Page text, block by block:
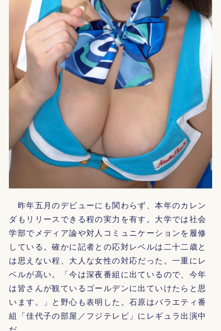
昨年五月のデビューにも関わらず、本年のカレン
ダもリリースできる程の実力を有す。大学では社会
学部でメディア論や対人コミュニケーションを履修
している。確かに記者との応対レベルは二十二歳と
は思えない程、大人な女性の対応だった。一重にレ
ベルが高い。「今は深夜番組に出ているので、今年
は皆さんが観ているゴールデンに出ていけたらと思
います。」と野心も表明した。石原はバラエティ番
組「佳代子の部屋／フジテレビ」にレギュラ出演中